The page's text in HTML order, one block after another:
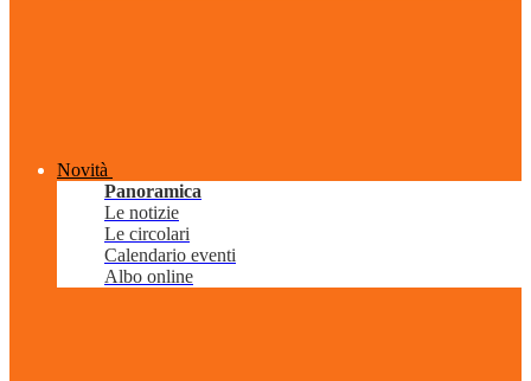
Novità
Panoramica
Le notizie
Le circolari
Calendario eventi
Albo online